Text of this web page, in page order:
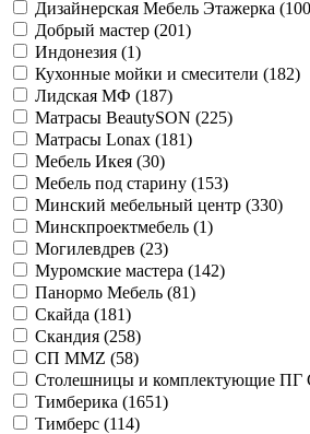
Дизайнерская Мебель Этажерка (100
Добрый мастер (201)
Индонезия (1)
Кухонные мойки и смесители (182)
Лидская МФ (187)
Матрасы BeautySON (225)
Матрасы Lonax (181)
Мебель Икея (30)
Мебель под старину (153)
Минский мебельный центр (330)
Минскпроектмебель (1)
Могилевдрев (23)
Муромские мастера (142)
Панормо Мебель (81)
Скайда (181)
Скандия (258)
СП ММZ (58)
Столешницы и комплектующие ПГ
Тимберика (1651)
Тимберс (114)